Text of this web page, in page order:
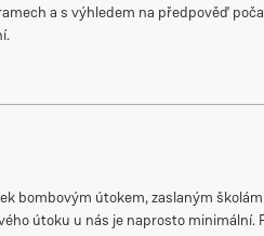
a s výhledem na předpověď
bombovým útokem, zaslaným
útoku u nás je naprosto minimální.